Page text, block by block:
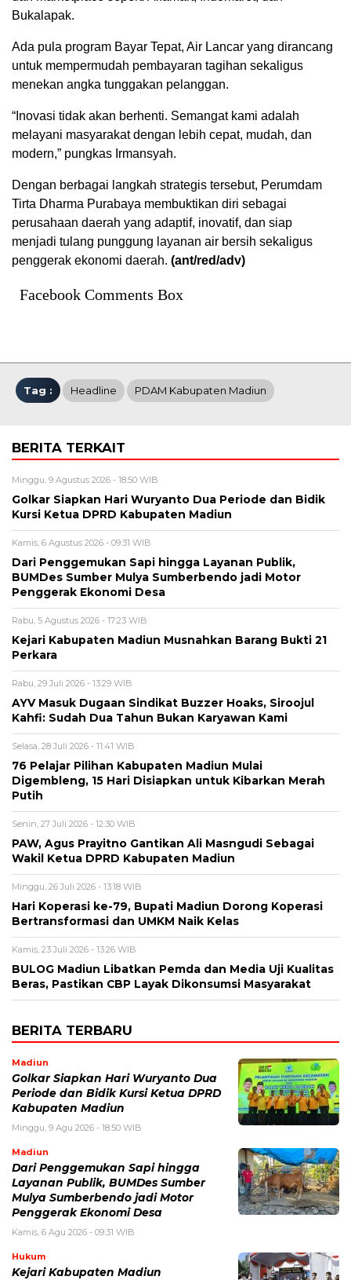
Bukalapak.
Ada pula program Bayar Tepat, Air Lancar yang dirancang
untuk mempermudah pembayaran tagihan sekaligus
menekan angka tunggakan pelanggan.
“Inovasi tidak akan berhenti. Semangat kami adalah
melayani masyarakat dengan lebih cepat, mudah, dan
modern,” pungkas Irmansyah.
Dengan berbagai langkah strategis tersebut, Perumdam
Tirta Dharma Purabaya membuktikan diri sebagai
perusahaan daerah yang adaptif, inovatif, dan siap
menjadi tulang punggung layanan air bersih sekaligus
penggerak ekonomi daerah. (ant/red/adv)
Facebook Comments Box
Tag : Headline PDAM Kabupaten Madiun
BERITA TERKAIT
Minggu, 9 Agustus 2026 - 18:50 WIB
Golkar Siapkan Hari Wuryanto Dua Periode dan Bidik
Kursi Ketua DPRD Kabupaten Madiun
Kamis, 6 Agustus 2026 - 09:31 WIB
Dari Penggemukan Sapi hingga Layanan Publik,
BUMDes Sumber Mulya Sumberbendo jadi Motor
Penggerak Ekonomi Desa
Rabu, 5 Agustus 2026 - 17:23 WIB
Kejari Kabupaten Madiun Musnahkan Barang Bukti 21
Perkara
Rabu, 29 Juli 2026 - 13:29 WIB
AYV Masuk Dugaan Sindikat Buzzer Hoaks, Siroojul
Kahfi: Sudah Dua Tahun Bukan Karyawan Kami
Selasa, 28 Juli 2026 - 11:41 WIB
76 Pelajar Pilihan Kabupaten Madiun Mulai
Digembleng, 15 Hari Disiapkan untuk Kibarkan Merah
Putih
Senin, 27 Juli 2026 - 12:30 WIB
PAW, Agus Prayitno Gantikan Ali Masngudi Sebagai
Wakil Ketua DPRD Kabupaten Madiun
Minggu, 26 Juli 2026 - 13:18 WIB
Hari Koperasi ke-79, Bupati Madiun Dorong Koperasi
Bertransformasi dan UMKM Naik Kelas
Kamis, 23 Juli 2026 - 13:26 WIB
BULOG Madiun Libatkan Pemda dan Media Uji Kualitas
Beras, Pastikan CBP Layak Dikonsumsi Masyarakat
BERITA TERBARU
Madiun
Golkar Siapkan Hari Wuryanto Dua
Periode dan Bidik Kursi Ketua DPRD
Kabupaten Madiun
Minggu, 9 Agu 2026 - 18:50 WIB
Madiun
Dari Penggemukan Sapi hingga
Layanan Publik, BUMDes Sumber
Mulya Sumberbendo jadi Motor
Penggerak Ekonomi Desa
Kamis, 6 Agu 2026 - 09:31 WIB
Hukum
Kejari Kabupaten Madiun